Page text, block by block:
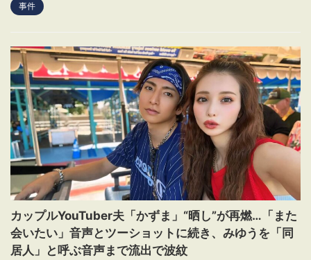
事件
カップルYouTuber夫「かずま」“晒し”が再燃…「また
会いたい」音声とツーショットに続き、みゆうを「同
居人」と呼ぶ音声まで流出で波紋